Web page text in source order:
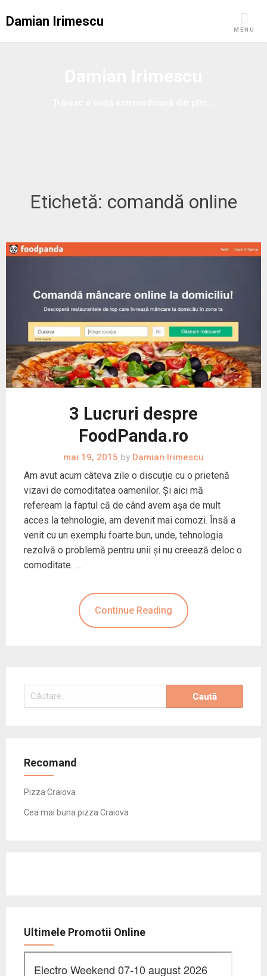
Damian Irimescu
MENU
Etichetă: comandă online
3 Lucruri despre
FoodPanda.ro
mai 19, 2015 by Damian Irimescu
Am avut acum câteva zile o discuție cu o prietenă
vizavi de comoditatea oamenilor. Și aici mă
refeream la faptul că de când avem așa de mult
acces la tehnologie, am devenit mai comozi. Însă a
venit cu un exemplu foarte bun, unde, tehnologia
rezolvă o problemă pentru unii și nu creează deloc o
comoditate. …
Continue Reading
Caută
după:
Recomand
Pizza Craiova
Cea mai buna pizza Craiova
Ultimele Promotii Online